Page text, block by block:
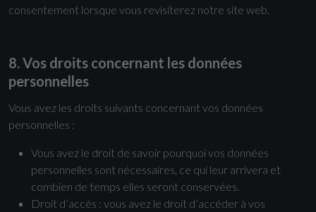
consentement lorsque vous revisiterez notre site web.
8. Vos droits concernant les données
personnelles
Vous avez les droits suivants concernant vos données
personnelles :
Vous avez le droit de savoir pourquoi vos données
personnelles sont nécessaires, ce qui leur arrivera et
combien de temps elles seront conservées.
Droit d’accès : vous avez le droit d’accéder à vos